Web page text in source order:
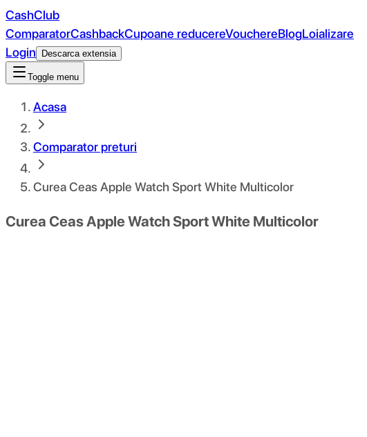
CashClub
ComparatorCashbackCupoane reducereVouchereBlogLoializare
Login
Descarca extensia
Toggle menu
Acasa
Comparator preturi
Curea Ceas Apple Watch Sport White Multicolor
Curea Ceas Apple Watch Sport White Multicolor